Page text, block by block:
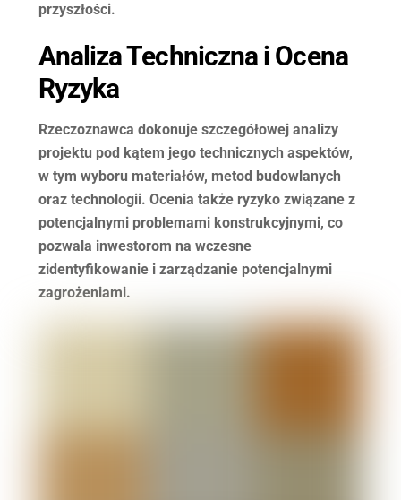
przyszłości.
Analiza Techniczna i Ocena
Ryzyka
Rzeczoznawca dokonuje szczegółowej analizy
projektu pod kątem jego technicznych aspektów,
w tym wyboru materiałów, metod budowlanych
oraz technologii. Ocenia także ryzyko związane z
potencjalnymi problemami konstrukcyjnymi, co
pozwala inwestorom na wczesne
zidentyfikowanie i zarządzanie potencjalnymi
zagrożeniami.